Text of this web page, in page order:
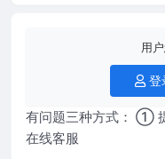
用
登
有问题三种方式： ①
在线客服